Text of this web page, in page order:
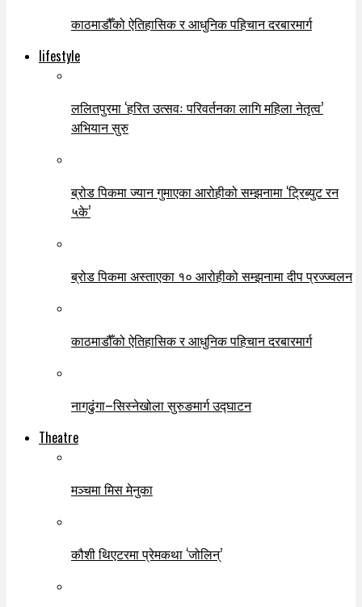
काठमाडौँको ऐतिहासिक र आधुनिक पहिचान दरबारमार्ग
lifestyle
ललितपुरमा ‘हरित उत्सवः परिवर्तनका लागि महिला नेतृत्व’
अभियान सुरु
ब्रोड पिकमा ज्यान गुमाएका आरोहीको सम्झनामा ‘ट्रिब्युट रन
५के’
ब्रोड पिकमा अस्ताएका १० आरोहीको सम्झनामा दीप प्रज्ज्वलन
काठमाडौँको ऐतिहासिक र आधुनिक पहिचान दरबारमार्ग
नागढुंगा–सिस्नेखोला सुरुङमार्ग उद्घाटन
Theatre
मञ्चमा मिस मेनुका
कौशी थिएटरमा प्रेमकथा ‘जोलिन्’